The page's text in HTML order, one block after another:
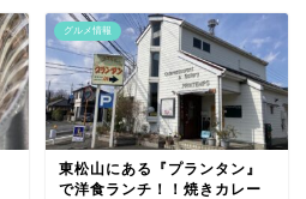
グルメ情報
東松山にある『プランタン』
で洋食ランチ！！焼きカレー